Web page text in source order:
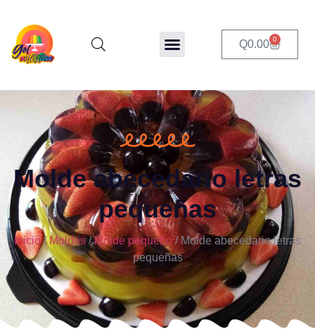
Q0.00 0
Molde abecedario letras
pequeñas
Inicio/Moldes/Molde pequeño/ Molde abecedario letras
pequeñas